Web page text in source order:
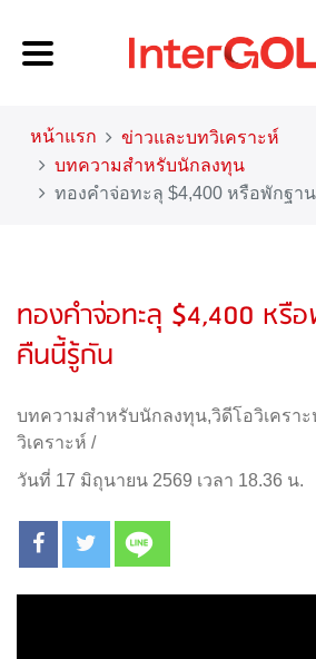
หน้าแรก
ข่าวและบทวิเคราะห์
บทความสำหรับนักลงทุน
ทองคำจ่อทะลุ $4,400 หรือพักฐา
ทองคำจ่อทะลุ $4,400 หรื
คืนนี้รู้กัน
บทความสำหรับนักลงทุน,วิดีโอวิเครา
วิเคราะห์ /
วันที่ 17 มิถุนายน 2569 เวลา 18.36 น.